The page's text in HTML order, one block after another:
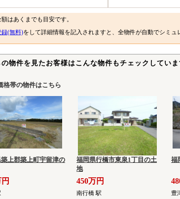
はあくまでも目安です。
録(無料)をして詳細情報を記入されますと、全物件が自動でシミュ
物件を見たお客様はこんな物件もチェックしていま
格帯の物件はこちら
上郡築上町宇留津の
福岡県行橋市東泉1丁目の土
地
450万円
南行橋 駅
福
豊